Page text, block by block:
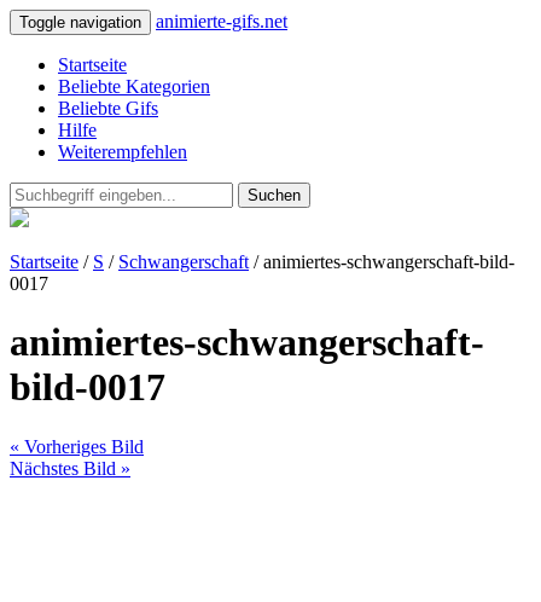
Toggle navigation animierte-gifs.net
Startseite
Beliebte Kategorien
Beliebte Gifs
Hilfe
Weiterempfehlen
Suchen
Startseite / S / Schwangerschaft / animiertes-schwangerschaft-bild-
0017
animiertes-schwangerschaft-
bild-0017
« Vorheriges Bild
Nächstes Bild »